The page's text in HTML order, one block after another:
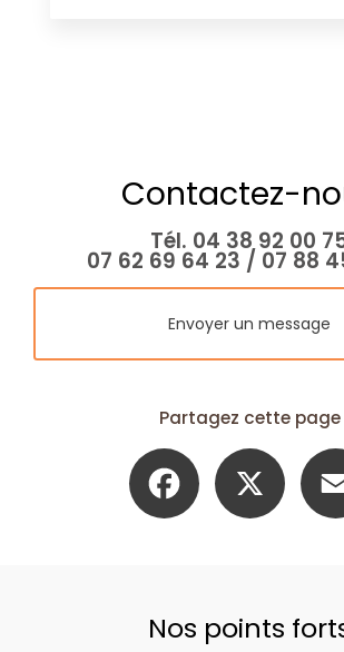
Contactez-
Tél. 04 38 92 00
07 62 69 64 23 / 07 88
Envoyer un message
Partagez cette page
Facebook
Nos points